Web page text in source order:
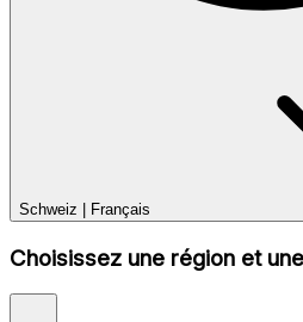
Schweiz Français
Choisissez une région et